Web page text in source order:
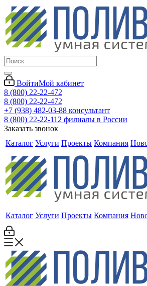
ВойтиМой кабинет
8 (800) 22-22-472
8 (800) 22-22-472
+7 (938) 482-03-88 консультант
8 (800) 22-22-112 филиалы в России
Заказать звонок
Каталог Услуги Проекты Компания
Каталог Услуги Проекты Компания